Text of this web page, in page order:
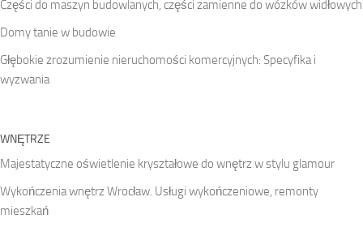
Części do maszyn budowlanych, części zamienne do wózków widłowych
Domy tanie w budowie
Głębokie zrozumienie nieruchomości komercyjnych: Specyfika i
wyzwania
WNĘTRZE
Majestatyczne oświetlenie kryształowe do wnętrz w stylu glamour
Wykończenia wnętrz Wrocław. Usługi wykończeniowe, remonty
mieszkań